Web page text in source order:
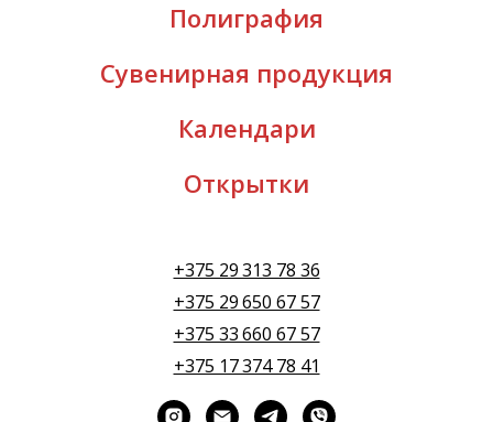
Полиграфия
Сувенирная продукция
Календари
Открытки
+375 29 313 78 36
+375 29 650 67 57
+375 33 660 67 57
+375 17 374 78 41